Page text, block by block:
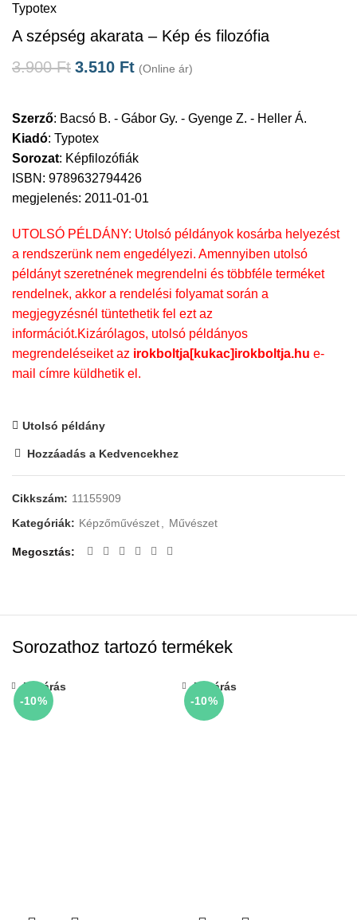
Typotex
A szépség akarata – Kép és filozófia
3.900Ft 3.510 Ft (Online ár)
Szerző: Bacsó B. - Gábor Gy. - Gyenge Z. - Heller Á.
Kiadó: Typotex
Sorozat: Képfilozófiák
ISBN: 9789632794426
megjelenés: 2011-01-01
UTOLSÓ PÉLDÁNY: Utolsó példányok kosárba helyezést
a rendszerünk nem engedélyezi. Amennyiben utolsó
példányt szeretnének megrendelni és többféle terméket
rendelnek, akkor a rendelési folyamat során a
megjegyzésnél tüntethetik fel ezt az
információt.Kizárólagos, utolsó példányos
megrendeléseiket az irokboltja[kukac]irokboltja.hu e-
mail címre küldhetik el.
Utolsó példány
Hozzáadás a Kedvencekhez
Cikkszám: 11155909
Kategóriák: Képzőművészet Művészet
Megosztás
Sorozathoz tartozó termékek
-10%
Bezárás
-10%
Bezárás